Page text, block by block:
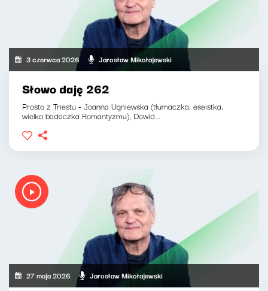
3 czerwca 2026 Jarosław Mikołajewski
Słowo daję 262
Prosto z Triestu - Joanna Ugniewska (tłumaczka, eseistka,
wielka badaczka Romantyzmu), Dawid...
27 maja 2026 Jarosław Mikołajewski